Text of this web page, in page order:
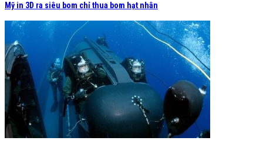
Mỹ in 3D ra siêu bom chỉ thua bom hạt nhân